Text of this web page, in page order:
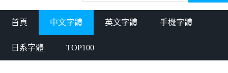
首頁 中文字體 英文字體 手機字體
日系字體 TOP100